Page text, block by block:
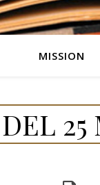
MISSION
25